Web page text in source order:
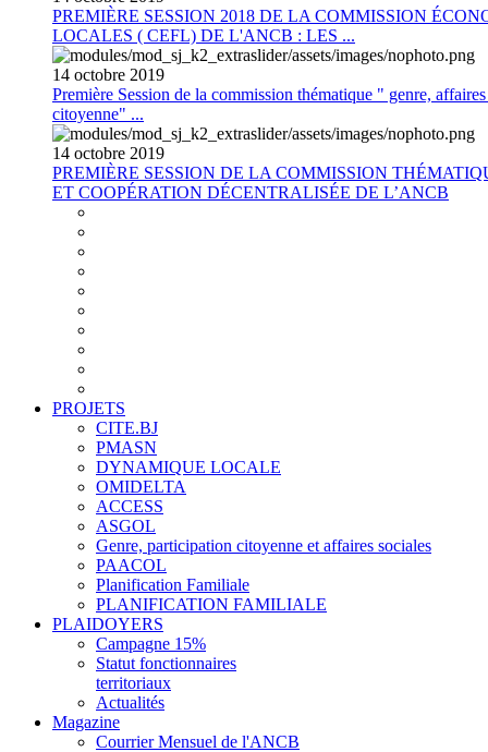
PREMIÈRE SESSION 2018 DE LA COMMISSION
LOCALES ( CEFL) DE L'ANCB : LES ...
14 octobre 2019
Première Session de la commission thématique " genre,
citoyenne" ...
14 octobre 2019
PREMIÈRE SESSION DE LA COMMISSION
ET COOPÉRATION DÉCENTRALISÉE DE L’ANCB
PROJETS
CITE.BJ
PMASN
DYNAMIQUE LOCALE
OMIDELTA
ACCESS
ASGOL
Genre, participation citoyenne et affaires sociales
PAACOL
Planification Familiale
PLANIFICATION FAMILIALE
PLAIDOYERS
Campagne 15%
Statut fonctionnaires
territoriaux
Actualités
Magazine
Courrier Mensuel de l'ANCB